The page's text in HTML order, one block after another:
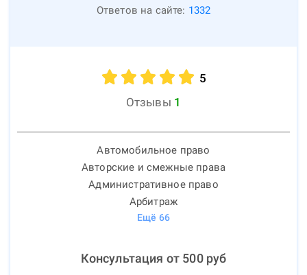
Ответов на сайте: 1332
5
Отзывы 1
Автомобильное право
Авторские и смежные права
Административное право
Арбитраж
Ещё 66
Консультация от 500руб